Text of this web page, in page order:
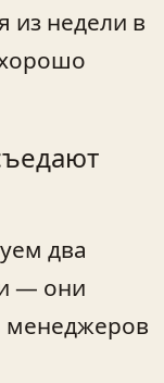
из недели в
два
— они
менеджеров